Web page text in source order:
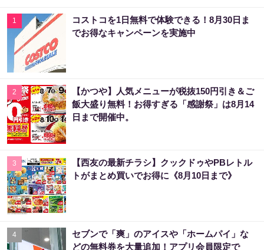
1
コストコを1日無料で体験できる！8月30日ま
でお得なキャンペーンを実施中
2
【かつや】人気メニューが税抜150円引き＆ご
飯大盛り無料！お得すぎる「感謝祭」は8月14
日まで開催中。
3
【西友の最新チラシ】クックドゥやPBレトル
トがまとめ買いでお得に《8月10日まで》
4
セブンで「爽」のアイスや「ホームパイ」な
どの無料券を大量追加！アプリ会員限定で